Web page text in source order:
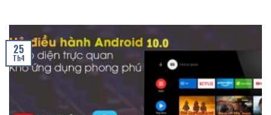
25
Th4